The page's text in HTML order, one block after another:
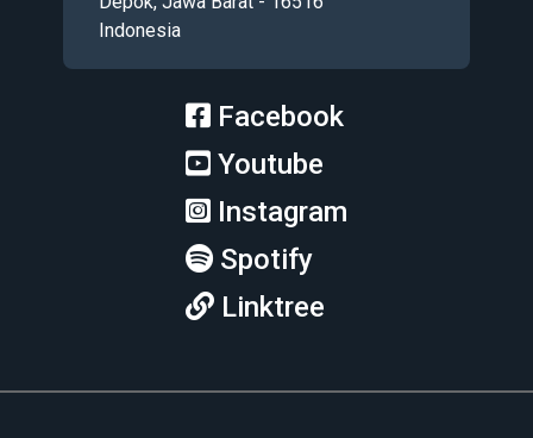
Indonesia
Facebook
Youtube
Instagram
Spotify
Linktree